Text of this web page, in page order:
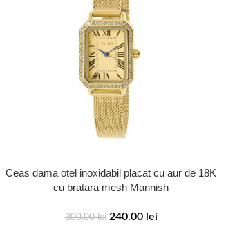
Ceas dama otel inoxidabil placat cu aur de 18K
cu bratara mesh Mannish
300.00lei 240.00 lei